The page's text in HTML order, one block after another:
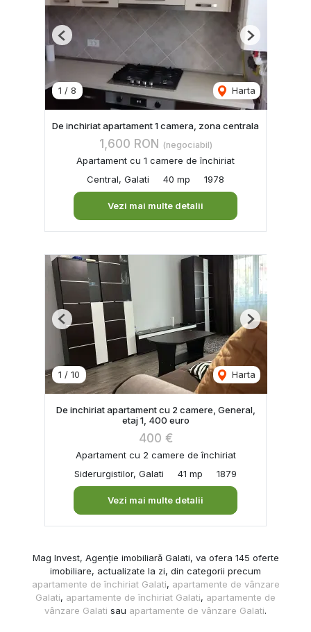
1 / 8 Harta
Previous Next
De inchiriat apartament 1 camera, zona centrala
1,600 RON (negociabil)
Apartament cu 1 camere de închiriat
Central, Galati
40 mp 1978
Vezi mai multe detalii
1 / 10 Harta
Previous Next
De inchiriat apartament cu 2 camere, General,
etaj 1, 400 euro
400 €
Apartament cu 2 camere de închiriat
Siderurgistilor, Galati
41 mp 1879
Vezi mai multe detalii
Mag Invest, Agenție imobiliară Galati, va ofera 145 oferte
imobiliare, actualizate la zi, din categorii precum
apartamente de închiriat Galati, apartamente de vânzare
Galati, apartamente de închiriat Galati, apartamente de
vânzare Galati sau apartamente de vânzare Galati.